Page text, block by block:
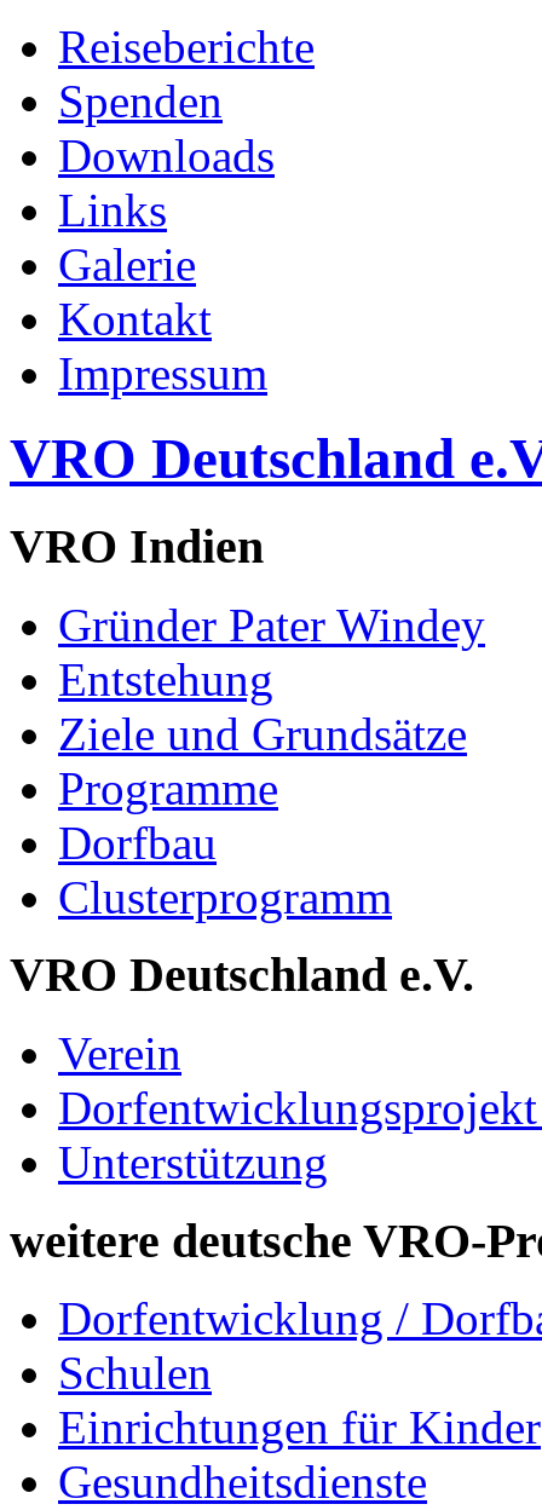
Reiseberichte
Spenden
Downloads
Links
Galerie
Kontakt
Impressum
VRO Deutschland
VRO Indien
Gründer Pater Windey
Entstehung
Ziele und Grundsätze
Programme
Dorfbau
Clusterprogramm
VRO Deutschland e.V.
Verein
Dorfentwicklungsprojekt
Unterstützung
weitere deutsche VRO-
Dorfentwicklung /
Schulen
Einrichtungen für Kinder
Gesundheitsdienste